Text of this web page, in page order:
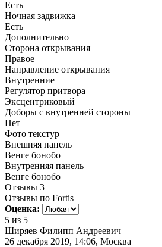
Есть
Ночная задвижка
Есть
Дополнительно
Сторона открывания
Правое
Направление открывания
Внутренние
Регулятор притвора
Эксцентриковый
Доборы с внутренней стороны
Нет
Фото текстур
Внешняя панель
Венге бонобо
Внутренняя панель
Венге бонобо
Отзывы 3
Отзывы по Fortis
Оценка:
5 из 5
Ширяев Филипп Андреевич
26 декабря 2019, 14:06, Москва